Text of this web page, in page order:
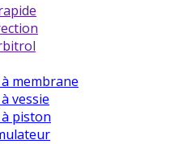
membrane
vessie
piston